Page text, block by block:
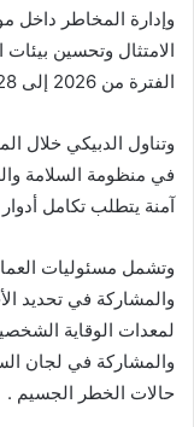
وإدارة المخاطر داخل
الفترة من 2026 إلى 2028 .
وتناول الدبيكي خلال
في منظومة السلامة
آمنة يتطلب تكامل
وتشمل مسئوليات
والمشاركة في تحديد
لمعدات الوقاية
والمشاركة في لجان
حالات الخطر الجسيم .